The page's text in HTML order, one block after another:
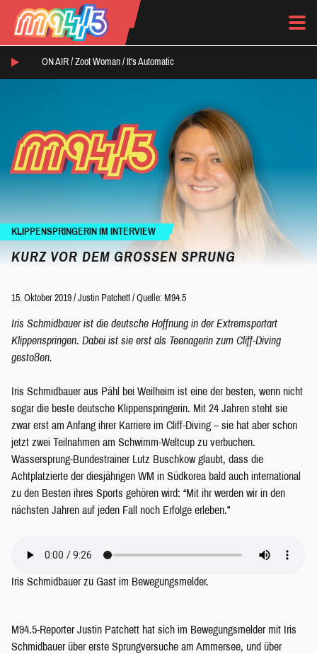
ON AIR / Zoot Woman / It's Automatic
KLIPPENSPRINGERIN IM INTERVIEW
KURZ VOR DEM GROSSEN SPRUNG
15. Oktober 2019 / Justin Patchett / Quelle: M94.5
Iris Schmidbauer ist die deutsche Hoffnung in der Extremsportart
Klippenspringen. Dabei ist sie erst als Teenagerin zum Cliff-Diving
gestoßen.
Iris Schmidbauer aus Pähl bei Weilheim ist eine der besten, wenn nicht
sogar die beste deutsche Klippenspringerin. Mit 24 Jahren steht sie
zwar erst am Anfang ihrer Karriere im Cliff-Diving – sie hat aber schon
jetzt zwei Teilnahmen am Schwimm-Weltcup zu verbuchen.
Wassersprung-Bundestrainer Lutz Buschkow glaubt, dass die
Achtplatzierte der diesjährigen WM in Südkorea bald auch international
zu den Besten ihres Sports gehören wird: “Mit ihr werden wir in den
nächsten Jahren auf jeden Fall noch Erfolge erleben.”
Iris Schmidbauer zu Gast im Bewegungsmelder.
M94.5-Reporter Justin Patchett hat sich im Bewegungsmelder mit Iris
Schmidbauer über erste Sprungversuche am Ammersee, und über